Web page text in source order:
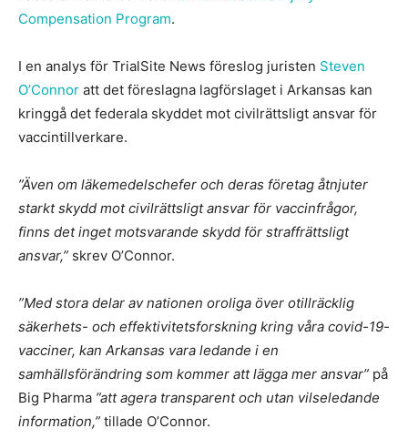
Compensation Program.
I en analys för TrialSite News föreslog juristen Steven
O’Connor att det föreslagna lagförslaget i Arkansas kan
kringgå det federala skyddet mot civilrättsligt ansvar för
vaccintillverkare.
”Även om läkemedelschefer och deras företag åtnjuter
starkt skydd mot civilrättsligt ansvar för vaccinfrågor,
finns det inget motsvarande skydd för straffrättsligt
ansvar,” skrev O’Connor.
”Med stora delar av nationen oroliga över otillräcklig
säkerhets- och effektivitetsforskning kring våra covid-19-
vacciner, kan Arkansas vara ledande i en
samhällsförändring som kommer att lägga mer ansvar” på
Big Pharma ”att agera transparent och utan vilseledande
information,” tillade O’Connor.